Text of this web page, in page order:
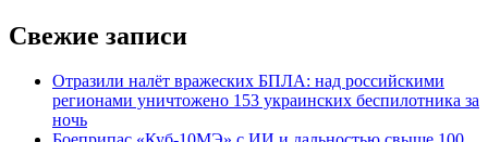
Свежие записи
Отразили налёт вражеских БПЛА: над российскими
регионами уничтожено 153 украинских беспилотника за
ночь